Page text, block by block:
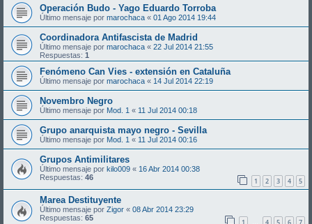
Operación Budo - Yago Eduardo Torroba
Último mensaje por marochaca « 01 Ago 2014 19:44
Coordinadora Antifascista de Madrid
Último mensaje por marochaca « 22 Jul 2014 21:55
Respuestas: 1
Fenómeno Can Vies - extensión en Cataluña
Último mensaje por marochaca « 14 Jul 2014 22:19
Novembro Negro
Último mensaje por Mod. 1 « 11 Jul 2014 00:18
Grupo anarquista mayo negro - Sevilla
Último mensaje por Mod. 1 « 11 Jul 2014 00:16
Grupos Antimilitares
Último mensaje por kilo009 « 16 Abr 2014 00:38
Respuestas: 46 1 2 3 4 5
Marea Destituyente
Último mensaje por Zigor « 08 Abr 2014 23:29
Respuestas: 65